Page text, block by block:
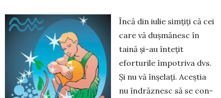
Încă din iulie simțiți că cei
care vă dușmănesc în
taină și-au întețit
eforturile împotriva dvs.
Și nu vă înșelați. Aceștia
nu îndrăznesc să se con­